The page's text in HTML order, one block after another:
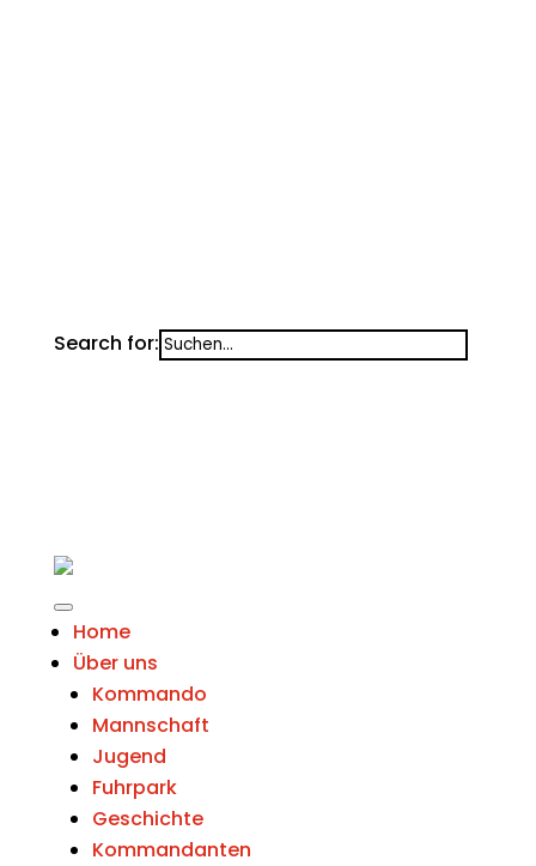
Search for:
Home
Über uns
Kommando
Mannschaft
Jugend
Fuhrpark
Geschichte
Kommandanten